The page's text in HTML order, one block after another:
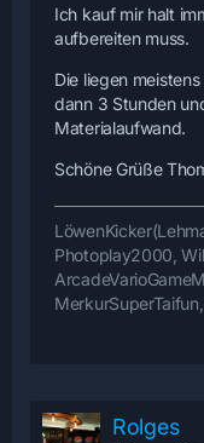
Ich kauf mir halt
aufbereiten muss.
Die liegen
dann 3 Stunden
Materialaufwand.
Schöne Grüße
Photoplay2000,
Rolges